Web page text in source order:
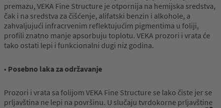
premazu, VEKA Fine Structure je otpornija na hemijska sredstva,
čak i na sredstva za čišćenje, alifatski benzin i alkohole, a
zahvaljujući infracrvenim reflektujućim pigmentima u foliji,
profili znatno manje apsorbuju toplotu. VEKA prozori i vrata će
tako ostati lepi i funkcionalni dugi niz godina.
• Posebno laka za održavanje
Prozori i vrata sa folijom VEKA Fine Structure se lako čiste jer se
prljavština ne lepi na površinu. U slučaju tvrdokorne prljavštine